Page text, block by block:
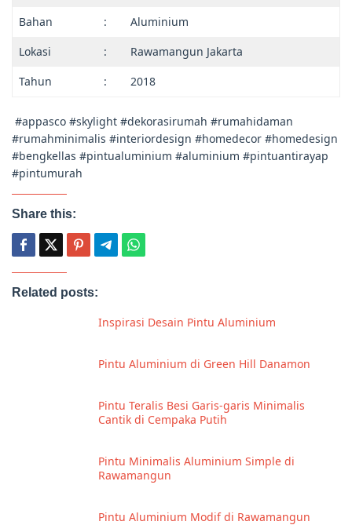
Bahan
:
Aluminium
Lokasi
:
Rawamangun Jakarta
Tahun
: 2018
#appasco #skylight #dekorasirumah #rumahidaman
#rumahminimalis #interiordesign #homedecor #homedesign
#bengkellas #pintualuminium #aluminium #pintuantirayap
#pintumurah
Share this:
Related posts:
Inspirasi Desain Pintu Aluminium
Pintu Aluminium di Green Hill Danamon
Pintu Teralis Besi Garis-garis Minimalis
Cantik di Cempaka Putih
Pintu Minimalis Aluminium Simple di
Rawamangun
Pintu Aluminium Modif di Rawamangun